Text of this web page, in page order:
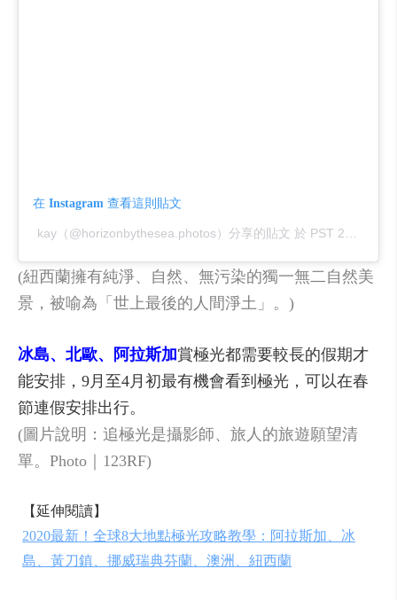
在 Instagram 查看這則貼文
kay（@horizonbythesea.photos）分享的貼文 於 PST 2019 年 12月 月 17 日 下午 10:45
(紐西蘭擁有純淨、自然、無污染的獨一無二自然美
景，被喻為「世上最後的人間淨土」。)
冰島、北歐、阿拉斯加賞極光都需要較長的假期才
能安排，9月至4月初最有機會看到極光，可以在春
節連假安排出行。
(圖片說明：追極光是攝影師、旅人的旅遊願望清
單。Photo｜123RF)
【延伸閱讀】
2020最新！全球8大地點極光攻略教學：阿拉斯加、冰
島、黃刀鎮、挪威瑞典芬蘭、澳洲、紐西蘭